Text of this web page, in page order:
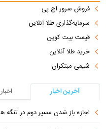
فروش سرور اچ پی
سرمایه‌گذاری طلا آنلاین
قیمت بیت کوین
خرید طلا آنلاین
شیمی مبتکران
آخرین اخبار
اجازه باز شدن مسیر دوم در تنگه